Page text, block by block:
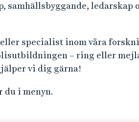
samhällsbyggande, ledarskap
specialist inom våra
– ring eller
vi dig gärna!
i menyn.